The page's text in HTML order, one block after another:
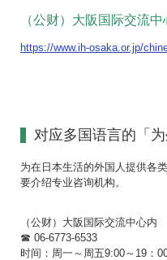
（公财）大阪国际交流
https://www.ih-osaka.or.jp/
对应多国语言的「
为在日本生活的外国人提供各
要介绍专业咨询机构。
（公财）大阪国际交流中心
☎ 06-6773-6533
时间：周一～周五9:00～19：